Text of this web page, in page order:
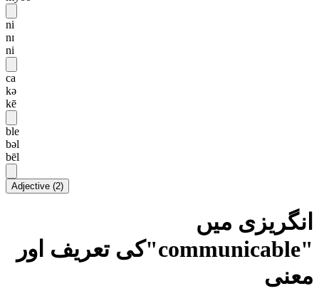
ni
nɪ
ni
ca
kə
kē
ble
bəl
bēl
Adjective (2)
انگریزی میں
"communicable"کی تعریف اور
معنی